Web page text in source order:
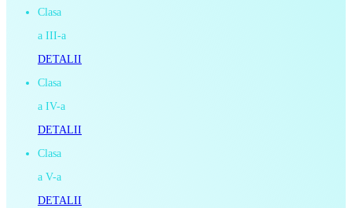
Clasa
a III-a
DETALII
Clasa
a IV-a
DETALII
Clasa
a V-a
DETALII